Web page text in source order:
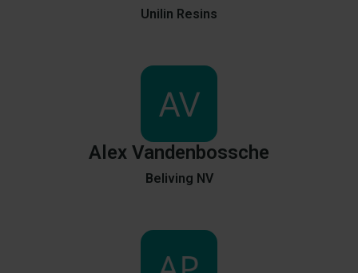
Unilin Resins
Alex Vandenbossche
Beliving NV